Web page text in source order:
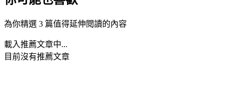
為你精選 3 篇值得延伸閱讀的內容
載入推薦文章中...
目前沒有推薦文章